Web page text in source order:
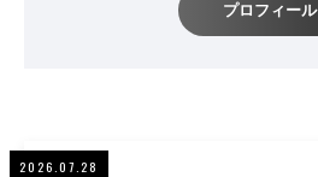
プロフィール
2026.07.28